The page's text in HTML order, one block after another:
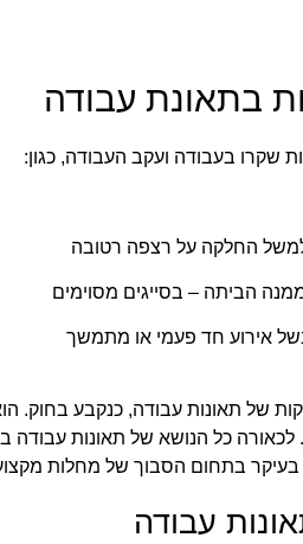
בתאונת עבודה
שקרו בעבודה ועקב העבודה, כגון:
החלקה על רצפה רטובה
הביתה – בסייגים מסוימים
אירוע חד פעמי או מתמשך
של תאונות עבודה, כנקבע בחוק.
לכאורה כל הנושא של תאונות עבודה
בעיקר בתחום הסבוך של מחלות
עבודה